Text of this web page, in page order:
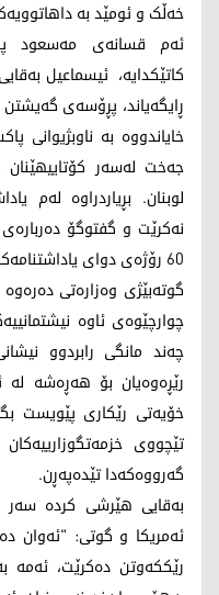
خەڵک و ئومێد بە
ئەم قسانەی مەسعود
کاتێکدایە، ئیسماعیل
ڕایگەیاند، پڕۆسەی
خایاندووە بە ناوبژیوانی
جەخت لەسەر
لوبنان. بڕیاردراوە لەم
نەکرێت و گفتوگۆ
60 رۆژەی دوای یاداشتنامەکە دواخراوە.
گوتەبێژی وەزارەتی
چوارچێوەی ئاوە
چەند مانگی رابردوو
رێڕەوەیان بۆ هەڕەشە لە
خۆیەتی رێکاری پێویست
تێچووی
گەرووەکەدا تێدەپەڕن.
بەقایی هێرشی کردە سەر
ئەمریکا و گوتی: "ئەوان
رێککەوتن دەکرێت، ئەمە